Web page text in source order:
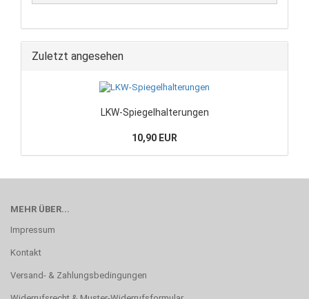
Zuletzt angesehen
LKW-Spiegelhalterungen
10,90 EUR
MEHR ÜBER...
Impressum
Kontakt
Versand- & Zahlungsbedingungen